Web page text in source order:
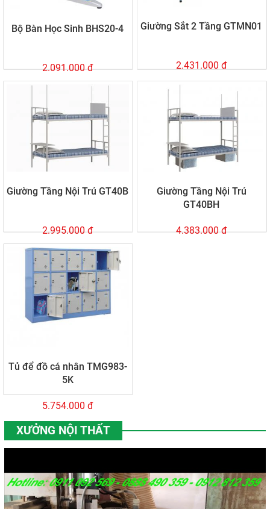
Bộ Bàn Học Sinh BHS20-4
2.091.000 đ
Giường Sắt 2 Tầng GTMN01
2.431.000 đ
Giường Tầng Nội Trú GT40B
2.995.000 đ
Giường Tầng Nội Trú
GT40BH
4.383.000 đ
Tủ để đồ cá nhân TMG983-
5K
5.754.000 đ
XƯỞNG NỘI THẤT